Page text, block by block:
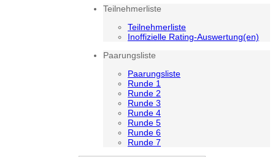
Teilnehmerliste
Teilnehmerliste
Inoffizielle Rating-Auswertung(en)
Paarungsliste
Paarungsliste
Runde 1
Runde 2
Runde 3
Runde 4
Runde 5
Runde 6
Runde 7